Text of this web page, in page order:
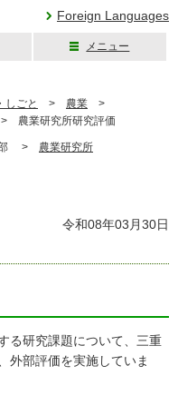
Foreign Languages
メニュー
しごと > 農業 >
農業研究所研究評価
部 > 農業研究所
令和08年03月30日
る研究課題について、三重
外部評価を実施していま